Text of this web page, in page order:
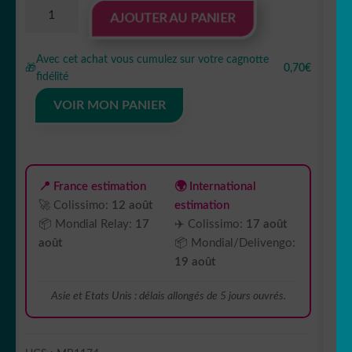
Autocollant
macbook
MB1174
AJOUTER AU PANIER
🎁
Avec cet achat vous cumulez sur votre cagnotte
fidélité
0,70€
VOIR MON PANIER
📍 France estimation
🚀 Colissimo: 12 août
📦 Mondial Relay: 17
août
🌍 International
estimation
✈️ Colissimo: 17 août
📦 Mondial/Delivengo:
19 août
Asie et Etats Unis : délais allongés de 5 jours ouvrés.